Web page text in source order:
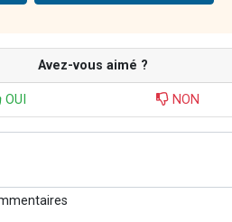
Avez-vous aimé ?
OUI NON